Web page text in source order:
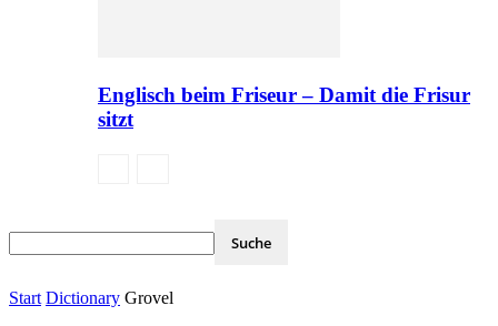
Englisch beim Friseur – Damit die Frisur
sitzt
Start Dictionary Grovel